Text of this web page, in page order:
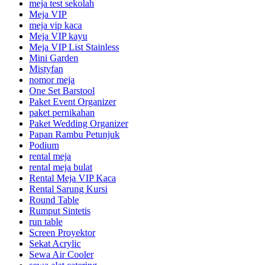
meja test sekolah
Meja VIP
meja vip kaca
Meja VIP kayu
Meja VIP List Stainless
Mini Garden
Mistyfan
nomor meja
One Set Barstool
Paket Event Organizer
paket pernikahan
Paket Wedding Organizer
Papan Rambu Petunjuk
Podium
rental meja
rental meja bulat
Rental Meja VIP Kaca
Rental Sarung Kursi
Round Table
Rumput Sintetis
run table
Screen Proyektor
Sekat Acrylic
Sewa Air Cooler